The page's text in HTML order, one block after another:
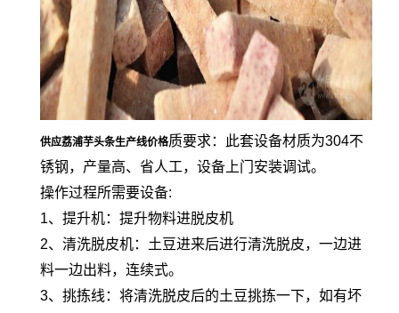
供应荔浦芋头条生产线价格质要求：此套设备材质为304不
锈钢，产量高、省人工，设备上门安装调试。
操作过程所需要设备:
1、提升机：提升物料进脱皮机
2、清洗脱皮机：土豆进来后进行清洗脱皮，一边进
料一边出料，连续式。
3、挑拣线：将清洗脱皮后的土豆挑拣一下，如有坏